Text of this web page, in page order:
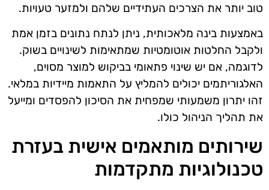
טוב יותר את הצרכים העתידיים שלהם ולמזער טעויות.
באמצעות בינה מלאכותית, ניתן לנתח נתונים בזמן אמת
ולקבל החלטות אוטומטיות שמתאימות לשינויים בשוק.
לדוגמה, אם יש שינוי פתאומי בביקוש למוצר מסוים,
האלגוריתמים יכולים להמליץ על התאמות מיידיות במלאי.
זהו יתרון משמעותי שמפחית את הסיכון להפסדים ומייעל
את תהליך הניהול כולו.
שירותים מותאמים אישית בעזרת
טכנולוגיות מתקדמות